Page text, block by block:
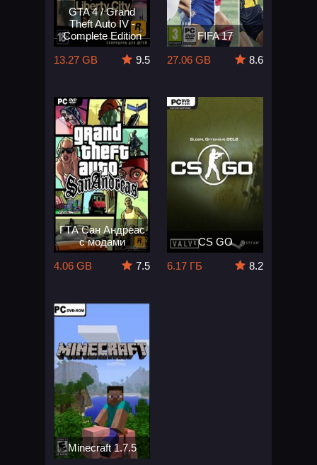
GTA 4 / Grand
Theft Auto IV -
Complete Edition
13.27 GB
9.5
FIFA 17
27.06 GB
8.6
ГТА Сан Андреас
с модами
4.06 GB
7.5
CS GO
6.17 ГБ
8.2
Minecraft 1.7.5